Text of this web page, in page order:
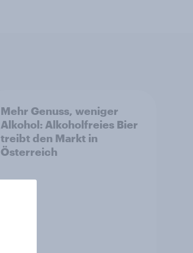
Mehr Genuss, weniger
Alkohol: Alkoholfreies Bier
treibt den Markt in
Österreich